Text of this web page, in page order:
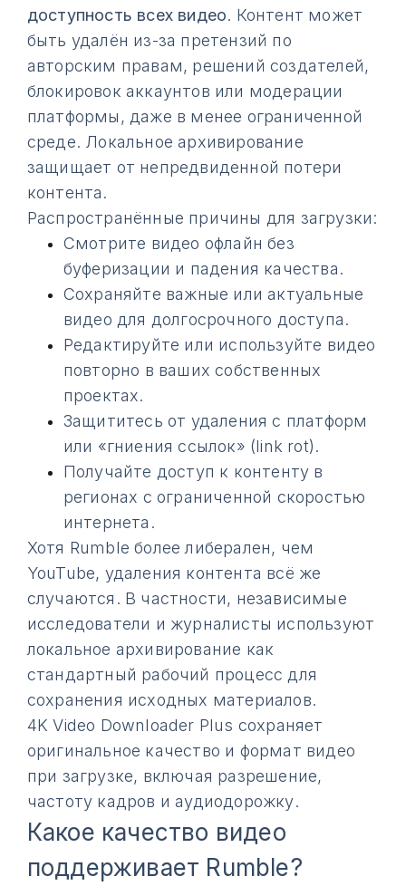
доступность всех видео. Контент может
быть удалён из-за претензий по
авторским правам, решений создателей,
блокировок аккаунтов или модерации
платформы, даже в менее ограниченной
среде. Локальное архивирование
защищает от непредвиденной потери
контента.
Распространённые причины для загрузки:
Смотрите видео офлайн без
буферизации и падения качества.
Сохраняйте важные или актуальные
видео для долгосрочного доступа.
Редактируйте или используйте видео
повторно в ваших собственных
проектах.
Защититесь от удаления с платформ
или «гниения ссылок» (link rot).
Получайте доступ к контенту в
регионах с ограниченной скоростью
интернета.
Хотя Rumble более либерален, чем
YouTube, удаления контента всё же
случаются. В частности, независимые
исследователи и журналисты используют
локальное архивирование как
стандартный рабочий процесс для
сохранения исходных материалов.
4K Video Downloader Plus сохраняет
оригинальное качество и формат видео
при загрузке, включая разрешение,
частоту кадров и аудиодорожку.
Какое качество видео
поддерживает Rumble?